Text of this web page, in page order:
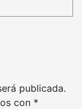
publicada.
con *